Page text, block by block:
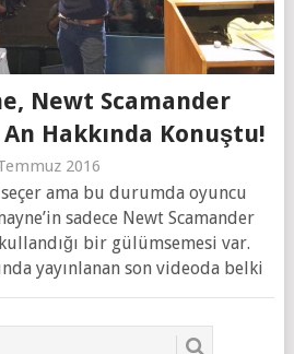
Newt Scamander
Hakkında Konuştu!
2016
ama bu durumda oyuncu
sadece Newt Scamander
bir gülümsemesi var.
yayınlanan son videoda belki